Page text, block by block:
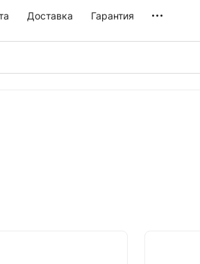
Доставка Гарантия